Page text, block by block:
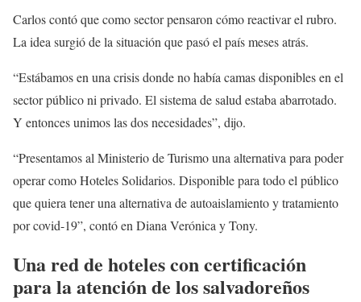
Carlos contó que como sector pensaron cómo reactivar el rubro.
La idea surgió de la situación que pasó el país meses atrás.
“Estábamos en una crisis donde no había camas disponibles en el
sector público ni privado. El sistema de salud estaba abarrotado.
Y entonces unimos las dos necesidades”, dijo.
“Presentamos al Ministerio de Turismo una alternativa para poder
operar como Hoteles Solidarios. Disponible para todo el público
que quiera tener una alternativa de autoaislamiento y tratamiento
por covid-19”, contó en Diana Verónica y Tony.
Una red de hoteles con certificación
para la atención de los salvadoreños